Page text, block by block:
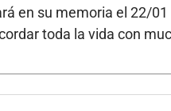
en su memoria el 22/
toda la vida con